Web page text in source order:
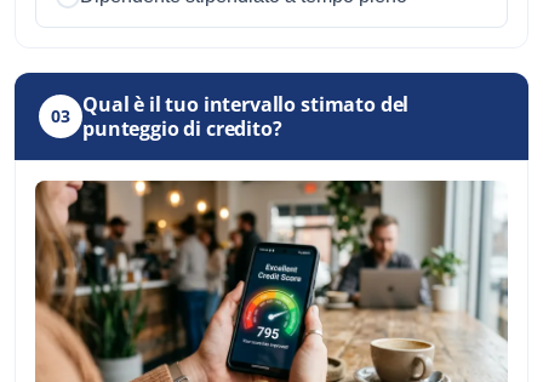
03 Qual è il tuo intervallo stimato del
punteggio di credito?